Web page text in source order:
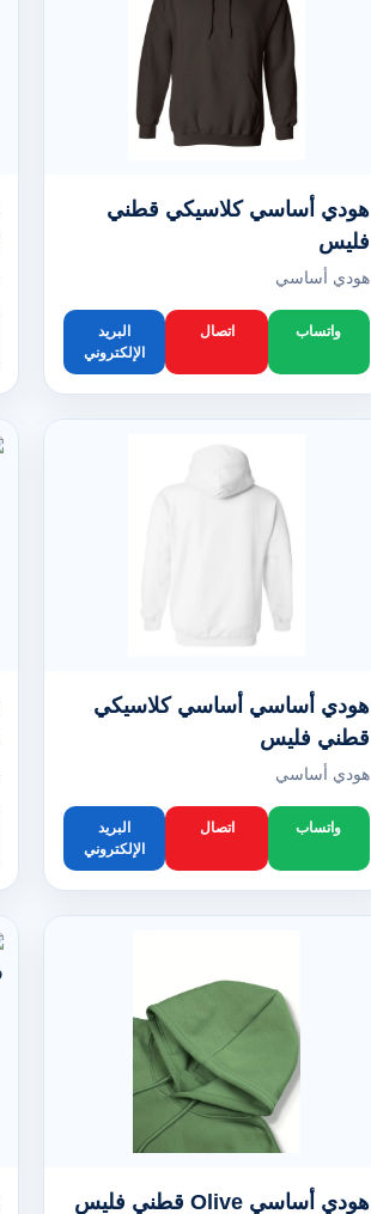
هودي أساسي كلاسيكي قطني
فليس
هودي أساسي
واتساب اتصال
البريد
الإلكتروني
هودي أساسي أساسي كلاسيكي
قطني فليس
هودي أساسي
واتساب اتصال
البريد
الإلكتروني
هودي أساسي Olive قطني فليس